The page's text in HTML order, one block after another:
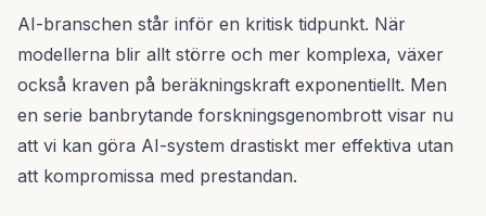
AI-branschen står inför en kritisk tidpunkt. När
modellerna blir allt större och mer komplexa, växer
också kraven på beräkningskraft exponentiellt. Men
en serie banbrytande forskningsgenombrott visar nu
att vi kan göra AI-system drastiskt mer effektiva utan
att kompromissa med prestandan.